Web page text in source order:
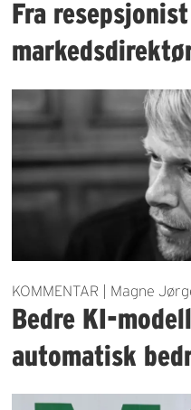
Fra
KOMMENTAR | Magne
Bedre KI-
automatisk